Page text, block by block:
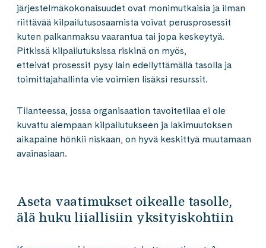
järjestelmäkokonaisuudet ovat monimutkaisia ja ilman
riittävää kilpailutusosaamista voivat perusprosessit
kuten palkanmaksu vaarantua tai jopa keskeytyä.
Pitkissä kilpailutuksissa riskinä on myös,
etteivät prosessit pysy lain edellyttämällä tasolla ja
toimittajahallinta vie voimien lisäksi resurssit.
Tilanteessa, jossa organisaation tavoitetilaa ei ole
kuvattu aiempaan kilpailutukseen ja lakimuutoksen
aikapaine hönkii niskaan, on hyvä keskittyä muutamaan
avainasiaan.
Aseta vaatimukset oikealle tasolle,
älä huku liiallisiin yksityiskohtiin